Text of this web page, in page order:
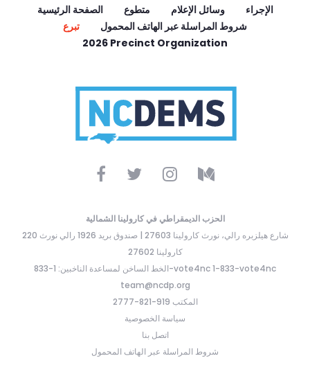
الصفحة الرئيسية متطوع وسائل الإعلام
الإجراء
تبرع
شروط المراسلة عبر الهاتف المحمول
2026 Precinct Organization
الحزب الديمقراطي في كارولينا الشمالية
220 شارع هيلزبره رالي، نورث كارولينا 27603 | صندوق بريد 1926 رالي نورث
كارولينا 27602
الخط الساخن لمساعدة الناخبين: 1-833-vote4nc 1-833-vote4nc
team@ncdp.org
المكتب 919-821-2777
سياسة الخصوصية
اتصل بنا
شروط المراسلة عبر الهاتف المحمول